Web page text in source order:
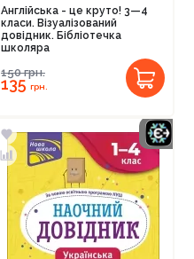
Англійська - це круто! 3—4
класи. Візуалізований
довідник. Бібліотечка
школяра
150грн.
135грн.